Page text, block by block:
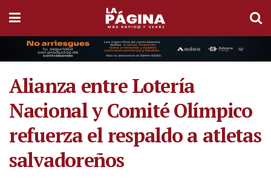
Alianza entre Lotería
Nacional y Comité Olímpico
refuerza el respaldo a atletas
salvadoreños